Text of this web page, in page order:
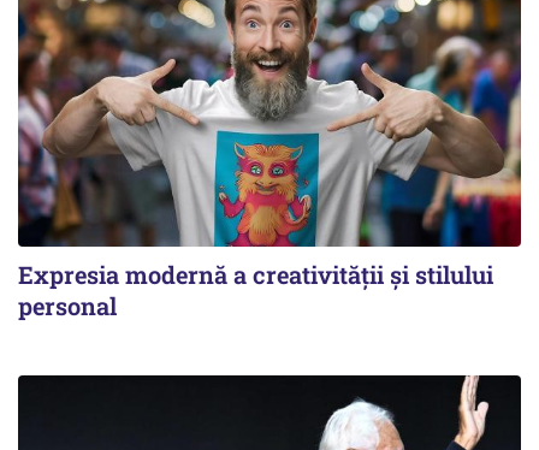
Expresia modernă a creativității și stilului
personal